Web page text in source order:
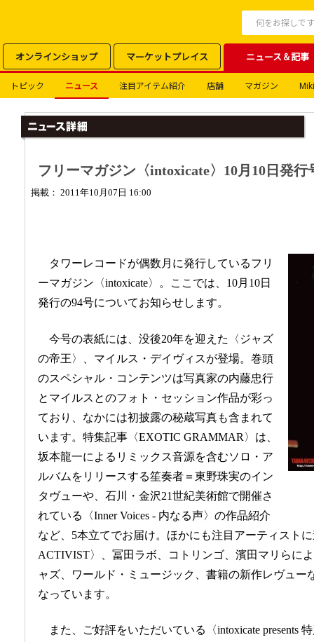
オンラインショップ マーケットプレイス ニュース＆記事
トピック ニュース 注目アイテム紹介 店舗 マガジン
フリーマガジン〈intoxicate〉10月10日発
掲載： 2011年10月07日 16:00
タワーレコードが偶数月に発行しているフリ
ーマガジン〈intoxicate〉。ここでは、10月10日
発行の94号についてお知らせします。
今号の表紙には、没後20年を迎えた〈ジャズ
の帝王〉、マイルス・デイヴィスが登場。巻頭
のスペシャル・コンテンツは写真家の内藤忠行
とマイルスとのフォト・セッション作品が彩っ
ており、なかには初披露の秘蔵写真も含まれて
います。特集記事〈EXOTIC GRAMMAR〉は、
坂本龍一によるリミックス音源を含むソロ・ア
ルバムをリリースする笙奏者＝東野珠実のイン
タヴューや、石川・金沢21世紀美術館で開催さ
れている〈Inner Voices - 内なる声〉の作品紹介
など、5本立てでお届け。ほかにも注目アーティスト
ACTIVIST〉、冨田ラボ、コトリンゴ、濱田マリらに
ャズ、ワールド・ミュージック、書籍の新作レヴュー
なっています。
また、ご好評をいただいている〈intoxicate presents